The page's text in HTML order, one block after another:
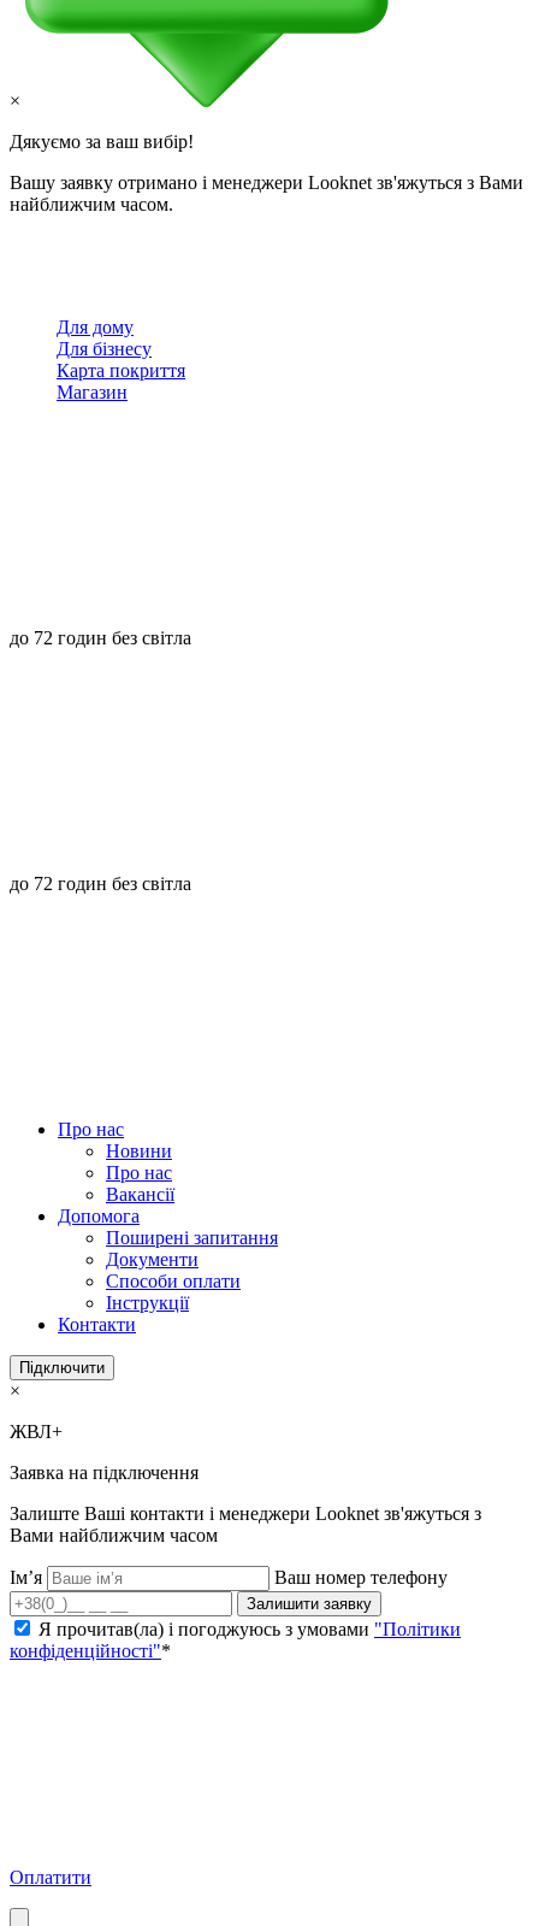
×
Дякуємо за ваш вибір!
Вашу заявку отримано і менеджери Looknet зв'яжуться з Вами
найближчим часом.
Для дому
Для бізнесу
Карта покриття
Магазин
до 72 годин без світла
до 72 годин без світла
Про нас
Новини
Про нас
Вакансії
Допомога
Поширені запитання
Документи
Способи оплати
Інструкції
Контакти
Підключити
×
ЖВЛ+
Заявка на підключення
Залиште Ваші контакти і менеджери Looknet зв'яжуться з
Вами найближчим часом
Ім’я Ваш номер телефону
Залишити заявку
Я прочитав(ла) і погоджуюсь з умовами "Політики
конфіденційності"*
Оплатити